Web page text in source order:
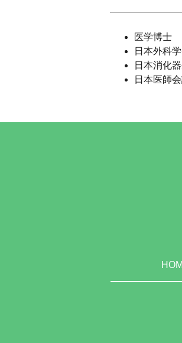
医学博士
日本外科
日本消化
日本医師